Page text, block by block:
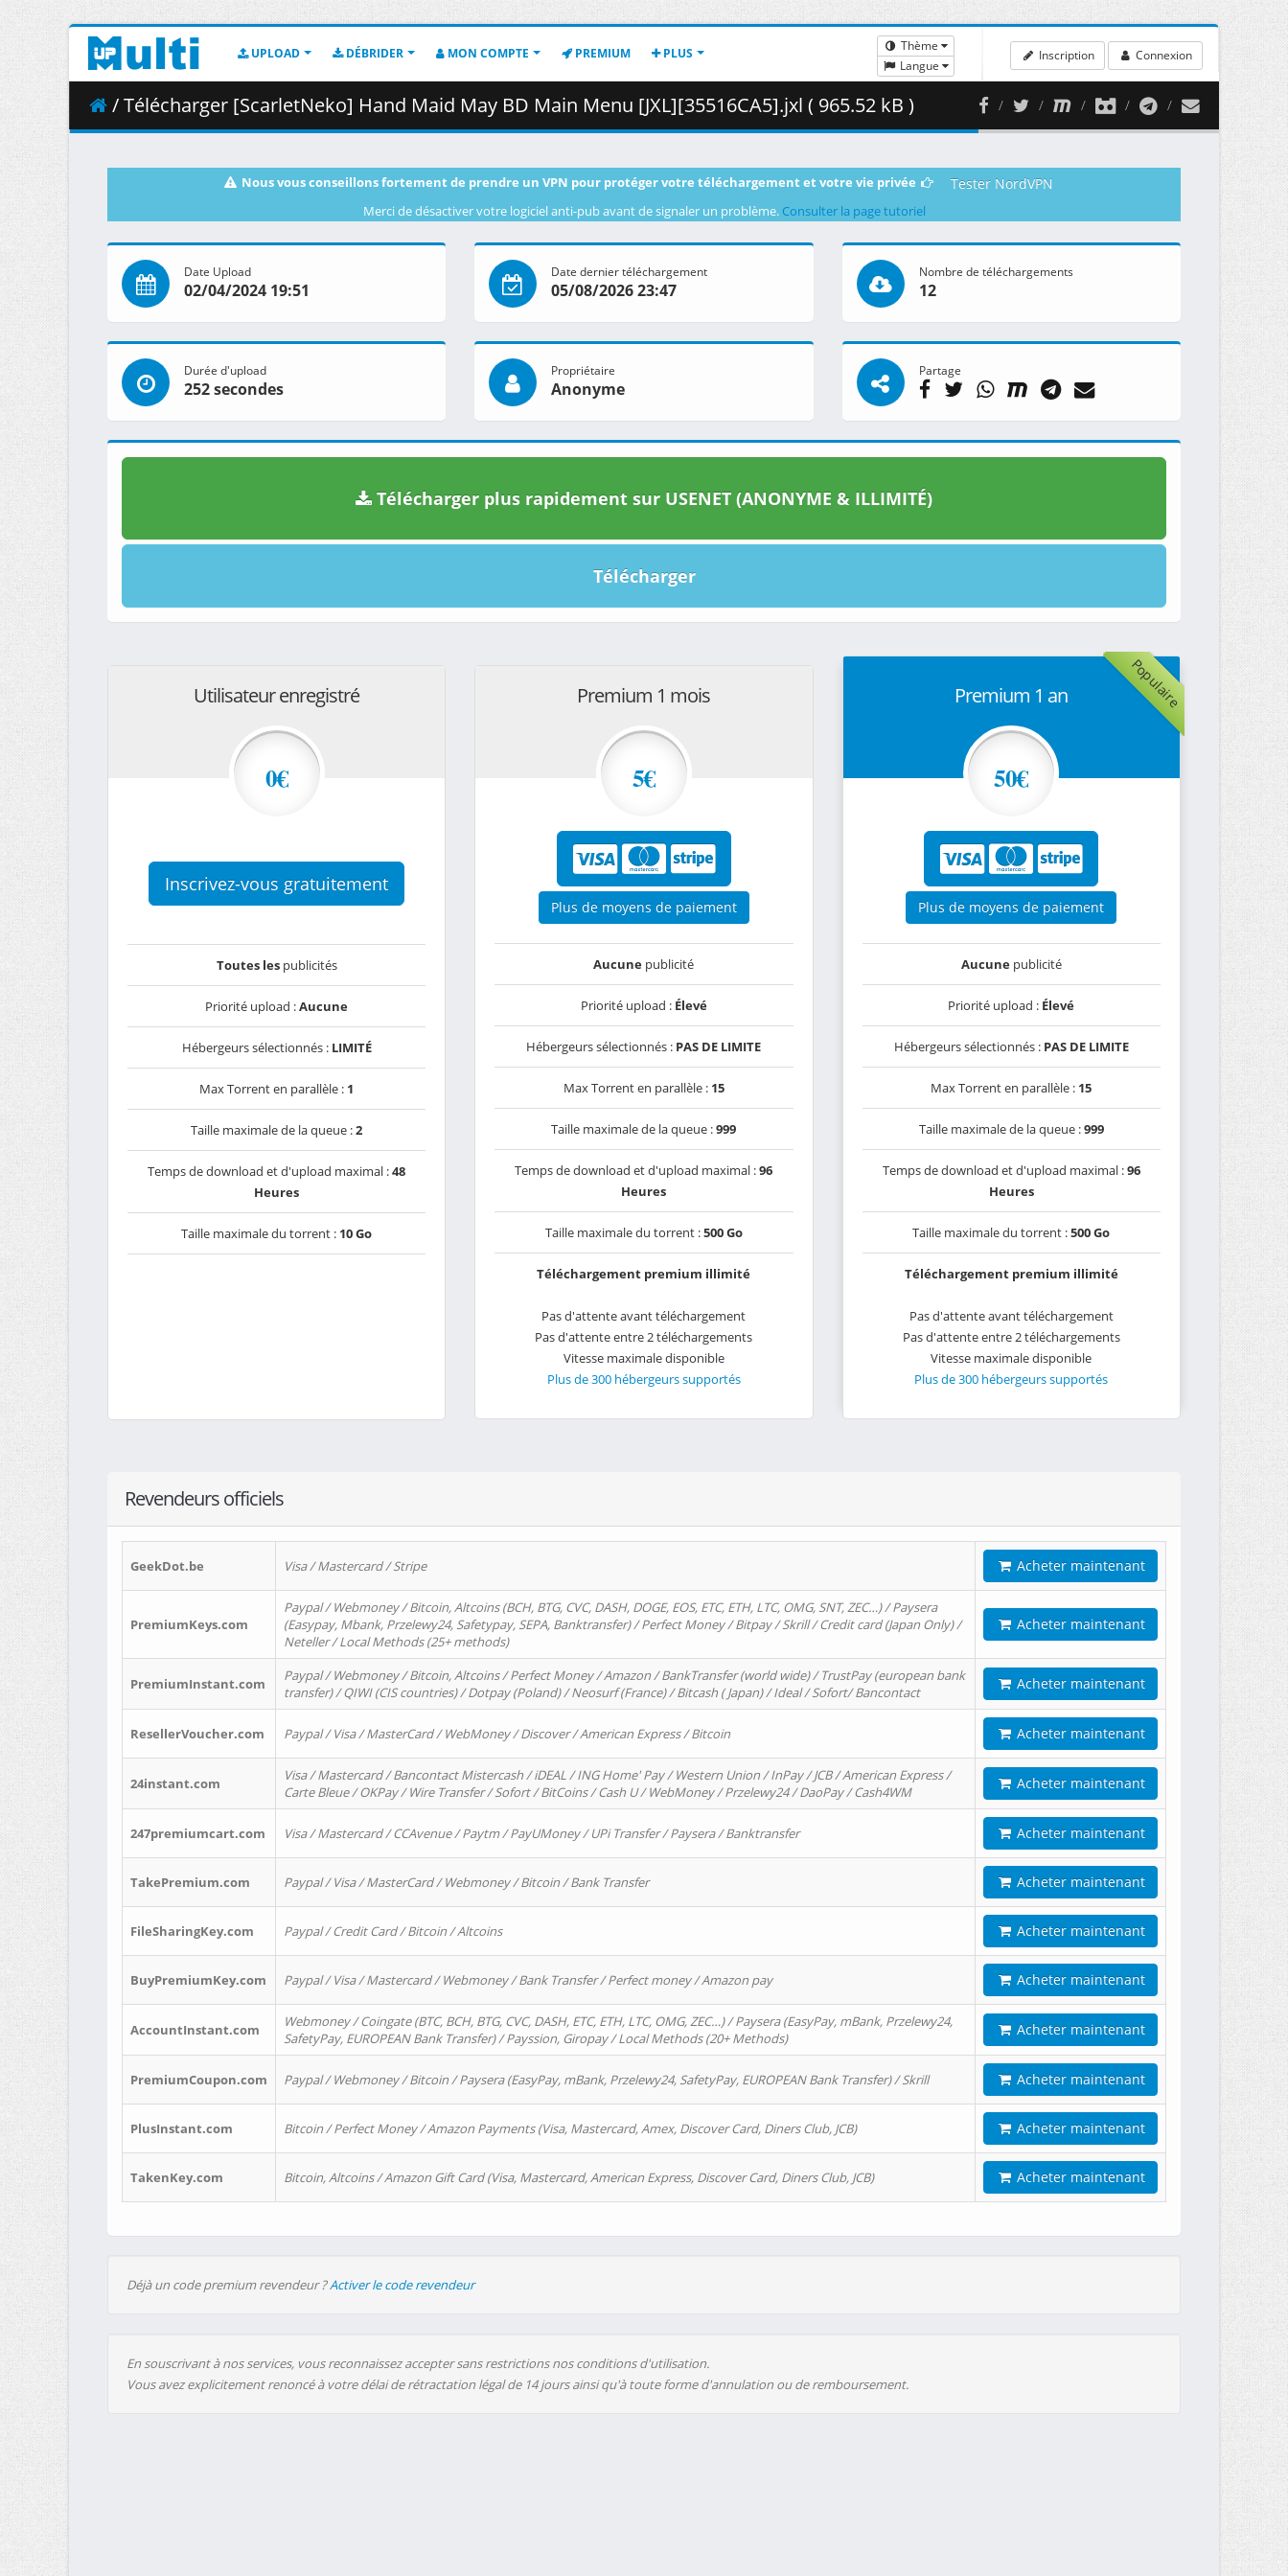
UPLOAD DÉBRIDER MON COMPTE PREMIUM PLUS
Thème
Langue
Inscription Connexion
/ Télécharger [ScarletNeko] Hand Maid May BD Main Menu [JXL][35516CA5].jxl ( 965.52 kB )
Nous vous conseillons fortement de prendre un VPN pour protéger votre téléchargement et votre vie privée Tester NordVPN
Merci de désactiver votre logiciel anti-pub avant de signaler un problème. Consulter la page tutoriel
Date Upload
02/04/2024 19:51
Date dernier téléchargement
05/08/2026 23:47
Nombre de téléchargements
12
Durée d'upload
252 secondes
Propriétaire
Anonyme
Partage
Télécharger plus rapidement sur USENET (ANONYME & ILLIMITÉ)
Télécharger
Utilisateur enregistré
0€
Inscrivez-vous gratuitement
Toutes lespublicités
Priorité upload :Aucune
Hébergeurs sélectionnés : LIMITÉ
Max Torrent en parallèle : 1
Taille maximale de la queue :2
Temps de download et d'upload maximal :48
Heures
Taille maximale du torrent : 10 Go
Premium 1 mois
5€
Plus de moyens de paiement
Aucune publicité
Priorité upload : Élevé
Hébergeurs sélectionnés : PAS DE LIMITE
Max Torrent en parallèle : 15
Taille maximale de la queue :999
Temps de download et d'upload maximal :96
Heures
Taille maximale du torrent :500 Go
Téléchargement premium illimité
Pas d'attente avant téléchargement
Pas d'attente entre 2 téléchargements
Vitesse maximale disponible
Plus de 300 hébergeurs supportés
Populaire
Premium 1 an
50€
Plus de moyens de paiement
Aucunepublicité
Priorité upload : Élevé
Hébergeurs sélectionnés : PAS DE LIMITE
Max Torrent en parallèle : 15
Taille maximale de la queue :999
Temps de download et d'upload maximal :96
Heures
Taille maximale du torrent :500 Go
Téléchargement premium illimité
Pas d'attente avant téléchargement
Pas d'attente entre 2 téléchargements
Vitesse maximale disponible
Plus de 300 hébergeurs supportés
Revendeurs officiels
GeekDot.be Visa / Mastercard / Stripe Acheter maintenant
PremiumKeys.com
Paypal / Webmoney / Bitcoin, Altcoins (BCH, BTG, CVC, DASH, DOGE, EOS, ETC, ETH, LTC, OMG, SNT, ZEC…) / Paysera
(Easypay, Mbank, Przelewy24, Safetypay, SEPA, Banktransfer) / Perfect Money / Bitpay / Skrill / Credit card (Japan Only) /
Neteller / Local Methods (25+ methods)
Acheter maintenant
PremiumInstant.com
Paypal / Webmoney / Bitcoin, Altcoins / Perfect Money / Amazon / BankTransfer (world wide) / TrustPay (european bank
transfer) / QIWI (CIS countries) / Dotpay (Poland) / Neosurf (France) / Bitcash ( Japan) / Ideal / Sofort/ Bancontact
Acheter maintenant
ResellerVoucher.com Paypal / Visa / MasterCard / WebMoney / Discover / American Express / Bitcoin Acheter maintenant
24instant.com
Visa / Mastercard / Bancontact Mistercash / iDEAL / ING Home' Pay / Western Union / InPay / JCB / American Express /
Carte Bleue / OKPay / Wire Transfer / Sofort / BitCoins / Cash U / WebMoney / Przelewy24 / DaoPay / Cash4WM
Acheter maintenant
247premiumcart.com Visa / Mastercard / CCAvenue / Paytm / PayUMoney / UPi Transfer / Paysera / Banktransfer Acheter maintenant
TakePremium.com Paypal / Visa / MasterCard / Webmoney / Bitcoin / Bank Transfer Acheter maintenant
FileSharingKey.com Paypal / Credit Card / Bitcoin / Altcoins Acheter maintenant
BuyPremiumKey.com Paypal / Visa / Mastercard / Webmoney / Bank Transfer / Perfect money / Amazon pay Acheter maintenant
AccountInstant.com
Webmoney / Coingate (BTC, BCH, BTG, CVC, DASH, ETC, ETH, LTC, OMG, ZEC…) / Paysera (EasyPay, mBank, Przelewy24,
SafetyPay, EUROPEAN Bank Transfer) / Payssion, Giropay / Local Methods (20+ Methods)
Acheter maintenant
PremiumCoupon.com Paypal / Webmoney / Bitcoin / Paysera (EasyPay, mBank, Przelewy24, SafetyPay, EUROPEAN Bank Transfer) / Skrill Acheter maintenant
PlusInstant.com Bitcoin / Perfect Money / Amazon Payments (Visa, Mastercard, Amex, Discover Card, Diners Club, JCB) Acheter maintenant
TakenKey.com Bitcoin, Altcoins / Amazon Gift Card (Visa, Mastercard, American Express, Discover Card, Diners Club, JCB) Acheter maintenant
Déjà un code premium revendeur ?Activer le code revendeur
En souscrivant à nos services, vous reconnaissez accepter sans restrictions nos conditions d'utilisation.
Vous avez explicitement renoncé à votre délai de rétractation légal de 14 jours ainsi qu'à toute forme d'annulation ou de remboursement.